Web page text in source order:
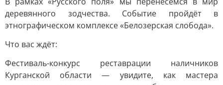
деревянного зодчества. Событие пройдёт в
этнографическом комплексе «Белозерская слобода».
Что вас ждёт:
Фестиваль-конкурс реставрации наличников
Курганской области — увидите, как мастера